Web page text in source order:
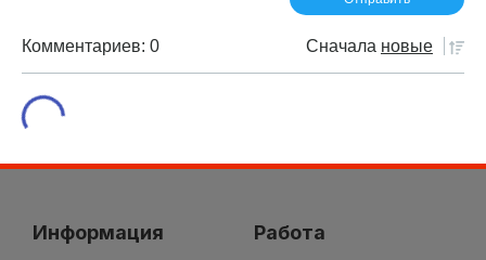
Комментариев: 0 Сначала новые
Информация Работа